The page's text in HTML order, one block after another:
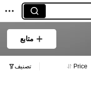
متابع
Price تصنيف